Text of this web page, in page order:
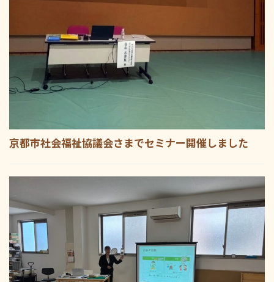
京都市社会福祉協議会さまでセミナー開催しました